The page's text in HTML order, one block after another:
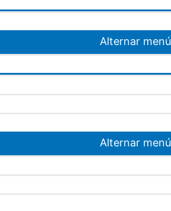
Alternar menú
Alternar menú